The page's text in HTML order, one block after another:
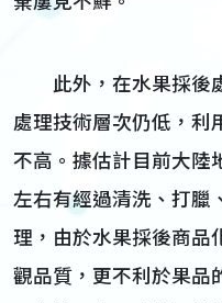
此外，在水果採後
處理技術層次仍低，利
不高。據估計目前大陸
左右有經過清洗、打臘
理，由於水果採後商品
觀品質，更不利於果品